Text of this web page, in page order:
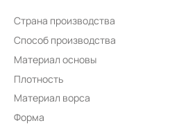
Страна производства
Способ производства
Материал основы
Плотность
Материал ворса
Форма